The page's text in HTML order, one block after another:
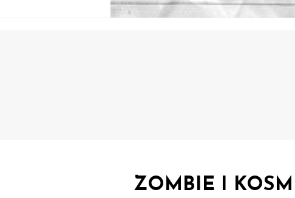
ZOMBIE I